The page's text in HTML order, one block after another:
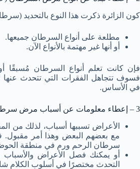
كون الزائرة ذكرت هذا النوع بالتحديد
مطلعة على أنواع السرطان جميعها.
أو أنها غير مهتمة بالأنواع الآن.
فإن كانت تعلم أنواع السرطان مُسبقًا
فسوف تتجاهل الفقرات التي تتحدث عنها
في الأساس.
3 – إعطاء معلومات عن أسباب مرض سرطان الرحم (حسب السياق)
الأعراض تسببها أسباب، لذلك من
مع بعضهم البعض وهذا أمر مقبول.
سرطان الرحم ورم في منطقة
أو يمكنك فصل الأعراض
التحدث مختصرًا في أسلوب الكلام